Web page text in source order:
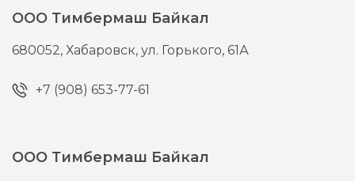
ООО Тимбермаш Байкал
680052,Хабаровск,ул. Горького, 61А
+7 (908) 653-77-61
ООО Тимбермаш Байкал